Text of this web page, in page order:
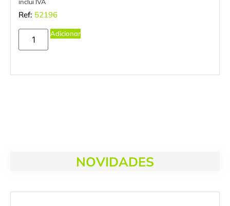
inclui IVA
Ref: 52196
Adicionar
NOVIDADES